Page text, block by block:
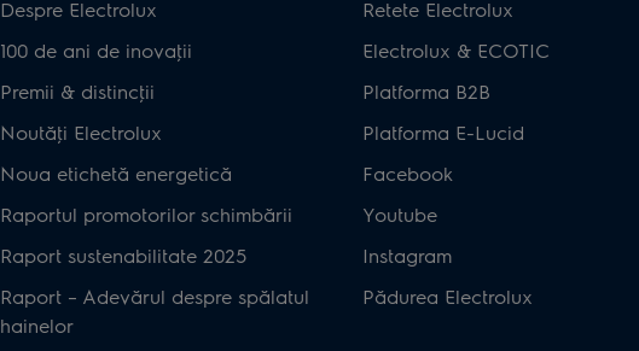
Despre Electrolux
100 de ani de inovaţii
Premii & distincţii
Noutăţi Electrolux
Noua etichetă energetică
Raportul promotorilor schimbării
Raport sustenabilitate 2025
Raport – Adevărul despre spălatul
hainelor
Retete Electrolux
Electrolux & ECOTIC
Platforma B2B
Platforma E-Lucid
Facebook
Youtube
Instagram
Pădurea Electrolux